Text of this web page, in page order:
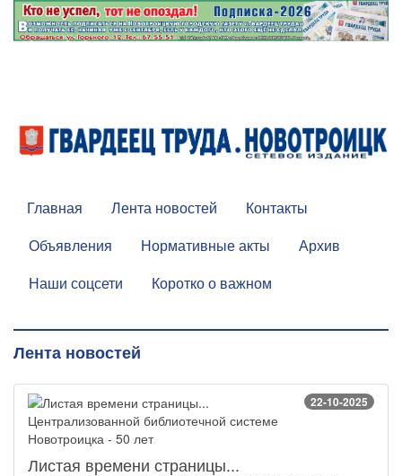
Главная Лента новостей
Контакты
Объявления
Нормативные акты
Архив
Наши соцсети
Коротко о важном
Лента новостей
22-10-2025
Листая времени страницы...